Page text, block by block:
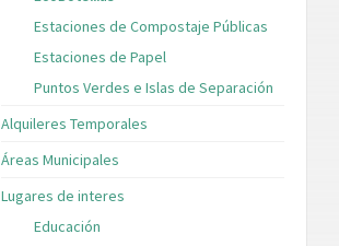
Estaciones de Compostaje Públicas
Estaciones de Papel
Puntos Verdes e Islas de Separación
Alquileres Temporales
Áreas Municipales
Lugares de interes
Educación